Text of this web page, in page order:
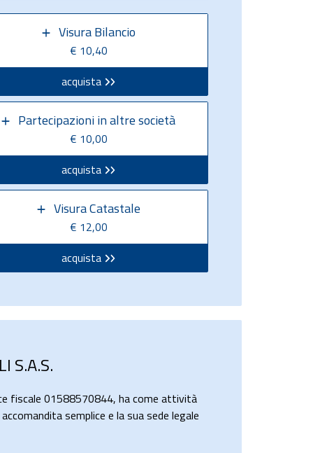
Visura Bilancio
€ 10,40
acquista
Partecipazioni in altre società
€ 10,00
acquista
Visura Catastale
€ 12,00
acquista
S.A.S.
fiscale 01588570844, ha come attività
semplice e la sua sede legale